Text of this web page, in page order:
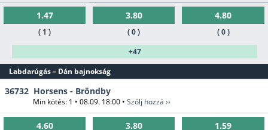
1.47
( 1 )
3.80
( 0 )
4.80
( 0 )
+47
Labdarúgás – Dán bajnokság
36732 Horsens - Bröndby
Min kötés: 1 • 08.09. 18:00 • Szólj hozzá ››
4.60 3.80 1.59